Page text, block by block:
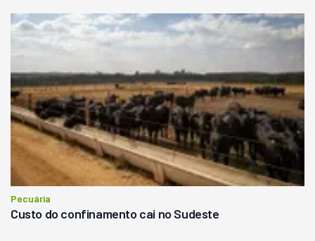
Pecuária
Custo do confinamento cai no Sudeste